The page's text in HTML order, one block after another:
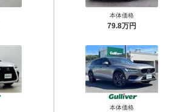
本体価格
79.8万円
本体価格